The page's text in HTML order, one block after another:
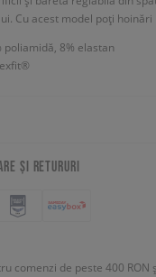
Cu acest model poți hoinări
poliamidă, 8% elastan
ȘI RETURURI
comenzi de peste 400 RON